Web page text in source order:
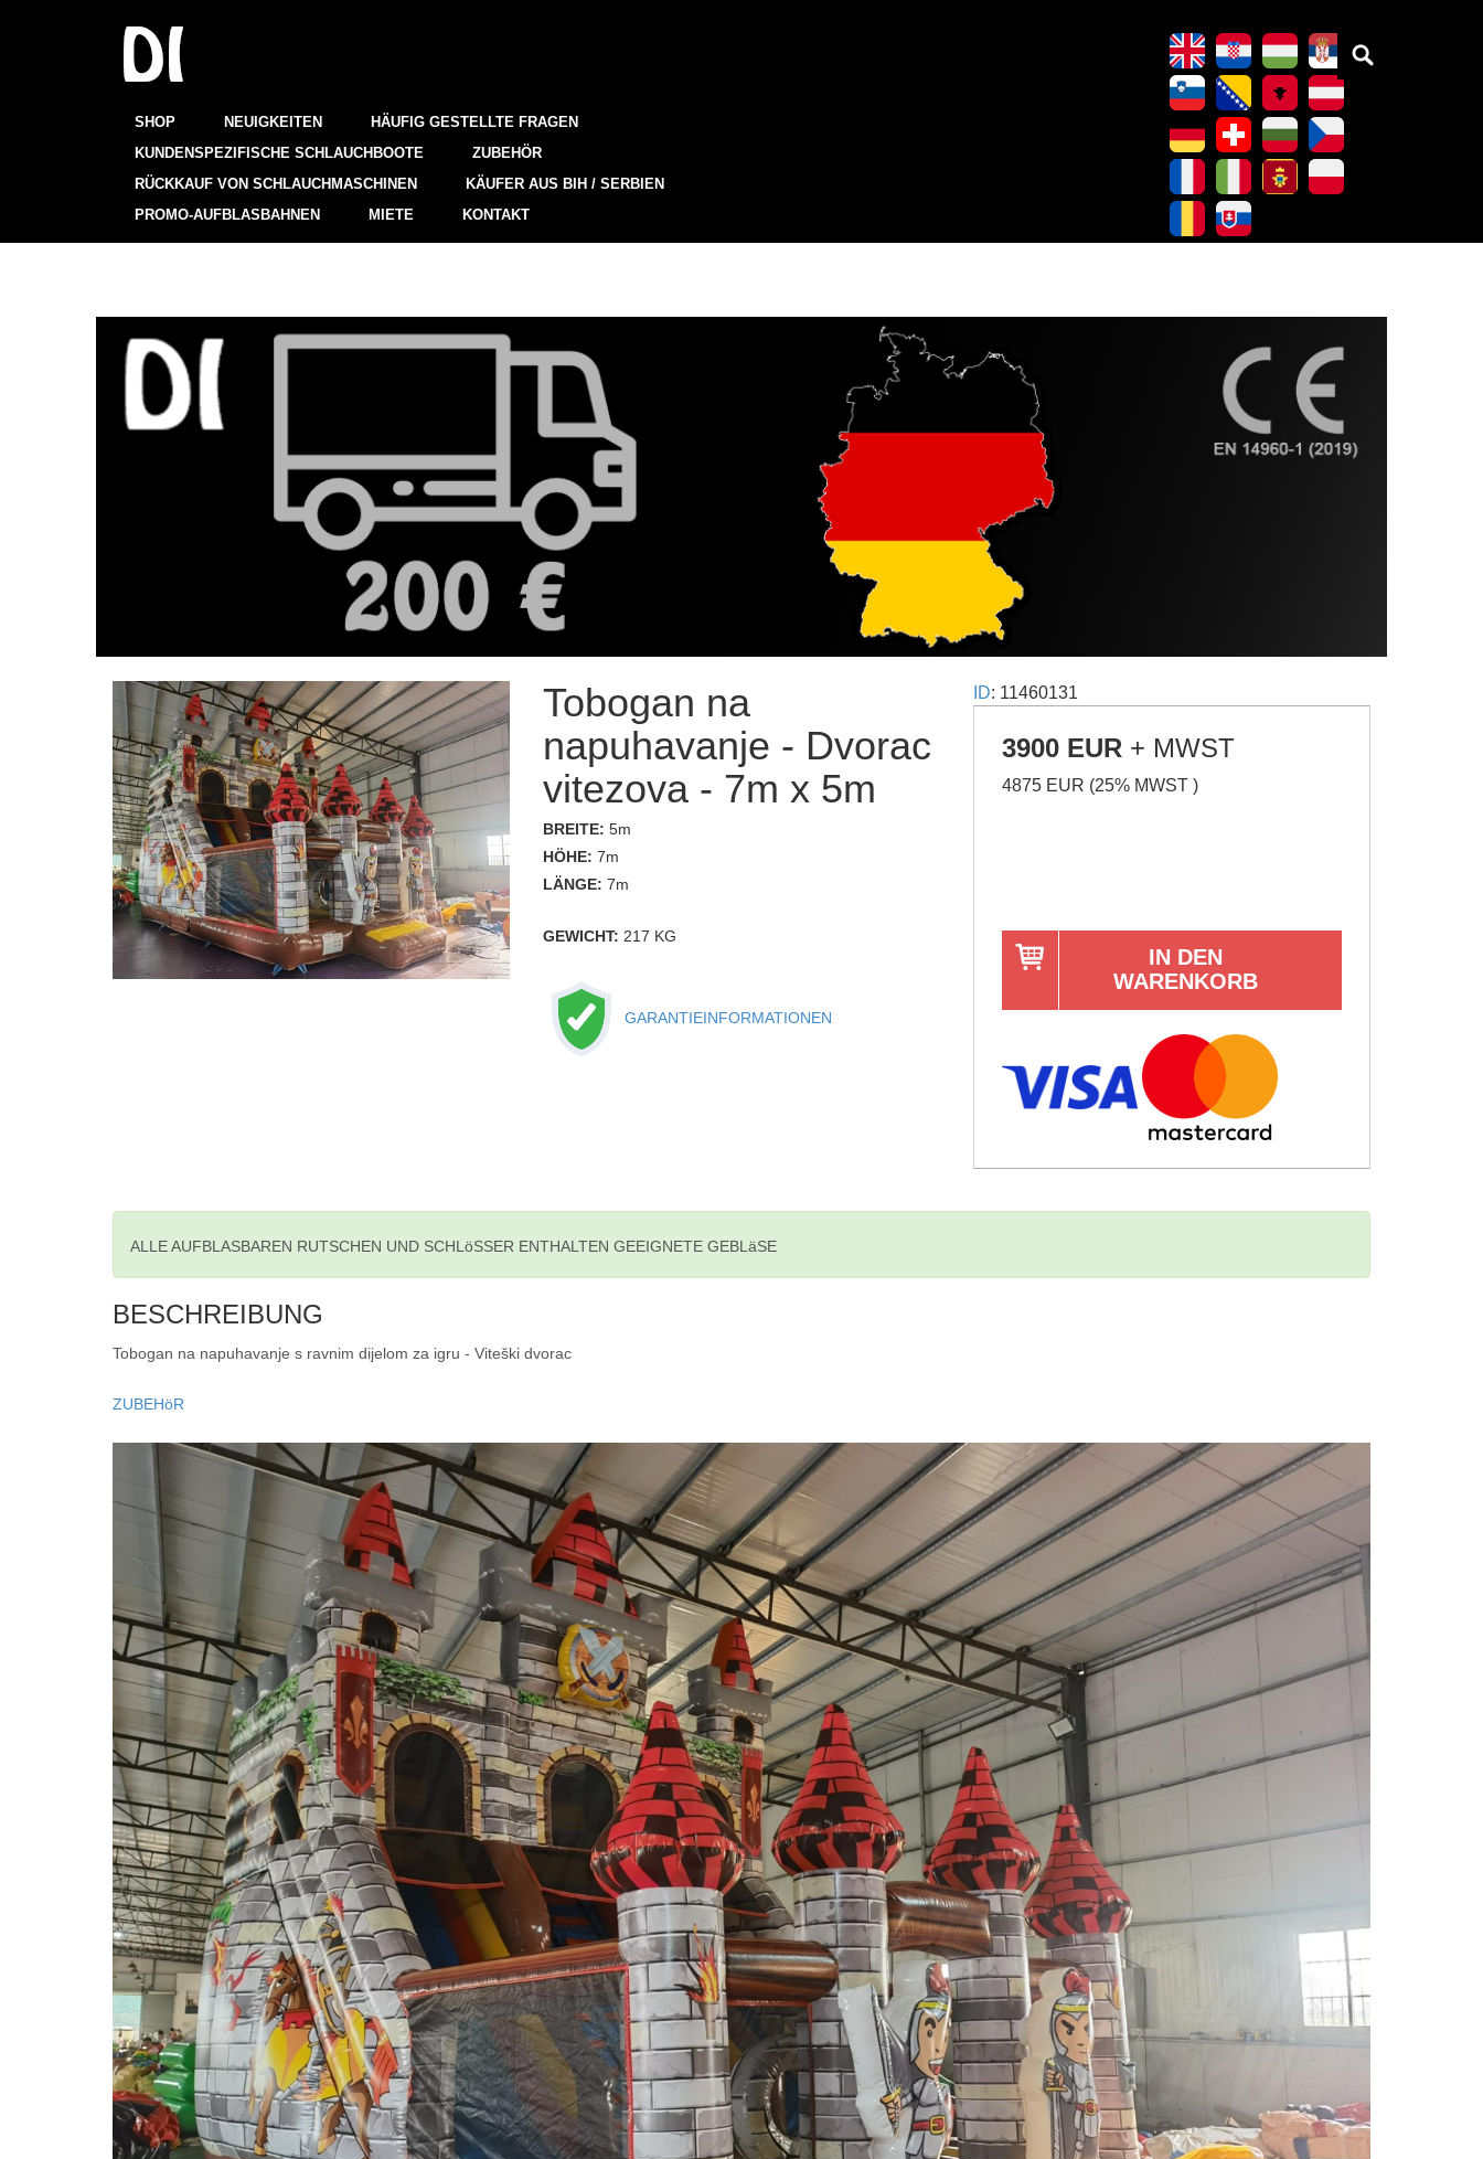
SHOP NEUIGKEITEN
HÄUFIG GESTELLTE FRAGEN
KUNDENSPEZIFISCHE SCHLAUCHBOOTE
ZUBEHÖR
RÜCKKAUF VON SCHLAUCHMASCHINEN
KÄUFER AUS BIH / SERBIEN
PROMO-AUFBLASBAHNEN
MIETE KONTAKT
Tobogan na
napuhavanje - Dvorac
vitezova - 7m x 5m
BREITE: 5m
HÖHE: 7m
LÄNGE: 7m
GEWICHT: 217 KG
GARANTIEINFORMATIONEN
ID: 11460131
3900 EUR + MWST
4875 EUR (25% MWST )
IN DEN
WARENKORB
ALLE AUFBLASBAREN RUTSCHEN UND SCHLöSSER ENTHALTEN GEEIGNETE GEBLäSE
BESCHREIBUNG
Tobogan na napuhavanje s ravnim dijelom za igru - Viteški dvorac
ZUBEHöR